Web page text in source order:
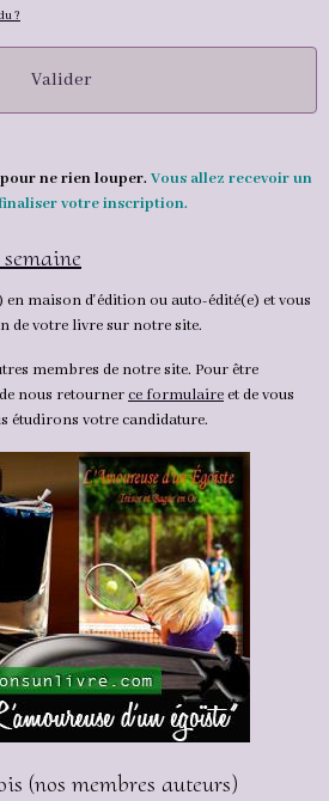
?
Valider
ne rien louper. Vous allez recevoir un
votre inscription.
en maison d'édition ou auto-édité(e) et vous
votre livre sur notre site.
membres de notre site. Pour être
nous retournerce formulaireet de vous
étudirons votre candidature.
(nos membres auteurs)